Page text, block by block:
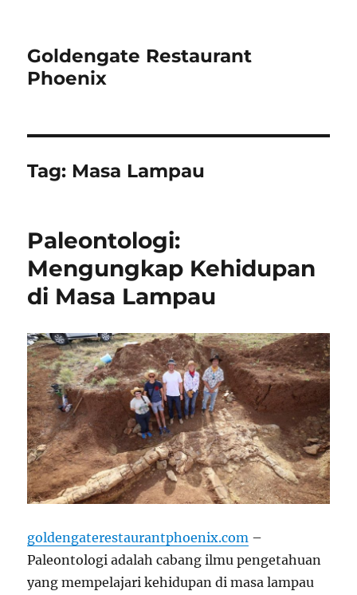
Goldengate Restaurant
Phoenix
Tag: Masa Lampau
Paleontologi:
Mengungkap Kehidupan
di Masa Lampau
goldengaterestaurantphoenix.com –
Paleontologi adalah cabang ilmu pengetahuan
yang mempelajari kehidupan di masa lampau